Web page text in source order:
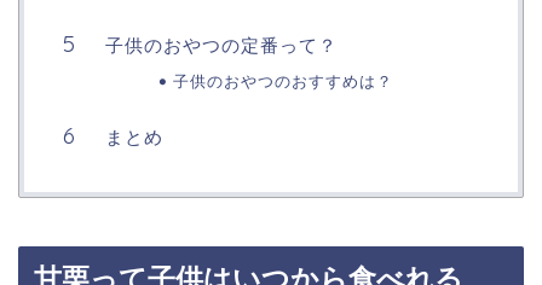
子供のおやつの定番って？
子供のおやつのおすすめは？
まとめ
甘栗って子供はいつから食べれる